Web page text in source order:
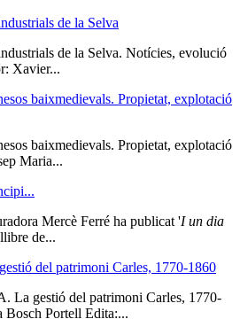
de la Selva
de la Selva. Notícies, evolució
Xavier...
baixmedievals. Propietat, explotació
baixmedievals. Propietat, explotació
Maria...
Mercè Ferré ha publicat 'I un dia
de...
del patrimoni Carles, 1770-1860
La gestió del patrimoni Carles, 1770-
Portell Edita:...